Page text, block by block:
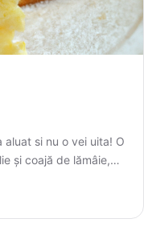
si nu o vei uita! O
și coajă de lămâie,…